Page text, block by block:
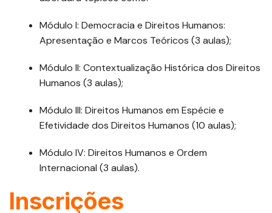
Módulo I: Democracia e Direitos Humanos:
Apresentação e Marcos Teóricos (3 aulas);
Módulo II: Contextualização Histórica dos Direitos
Humanos (3 aulas);
Módulo III: Direitos Humanos em Espécie e
Efetividade dos Direitos Humanos (10 aulas);
Módulo IV: Direitos Humanos e Ordem
Internacional (3 aulas).
Inscrições